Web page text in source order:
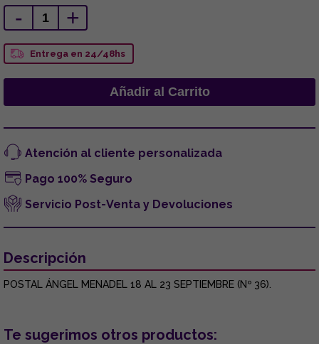
- +
Entrega en 24/48hs
Atención al cliente personalizada
Pago 100% Seguro
Servicio Post-Venta y Devoluciones
Descripción
POSTAL ÁNGEL MENADEL 18 AL 23 SEPTIEMBRE (Nº 36).
Te sugerimos otros productos: